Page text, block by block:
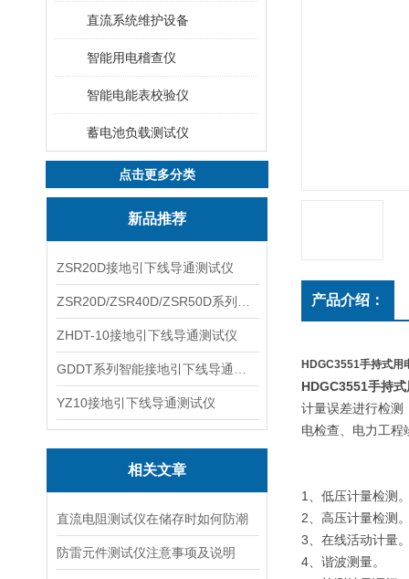
直流系统维护设备
智能用电稽查仪
智能电能表校验仪
蓄电池负载测试仪
点击更多分类
新品推荐
ZSR20D接地引下线导通测试仪
ZHDT-10接地引下线导通测试仪
YZ10接地引下线导通测试仪
相关文章
直流电阻测试仪在储存时如何防潮
防雷元件测试仪注意事项及说明
产品介绍：
HDGC3551手持式用
HDGC3551手持
计量误差进行检测
电检查、电力工程
1、低压计量检测
2、高压计量检测
3、在线活动计量
4、谐波测量。